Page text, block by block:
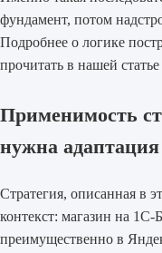
фундамент, потом
Подробнее о логике
прочитать в нашей
Применимость
нужна адаптация
Стратегия, описанная в
контекст: магазин на
преимущественно в